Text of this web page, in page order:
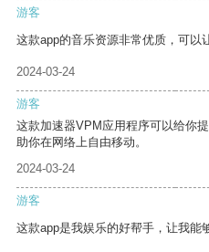
游客
这款app的音乐资源非常优质，可以
2024-03-24
游客
这款加速器VPM应用程序可以给你
助你在网络上自由移动。
2024-03-24
游客
这款app是我娱乐的好帮手，让我能